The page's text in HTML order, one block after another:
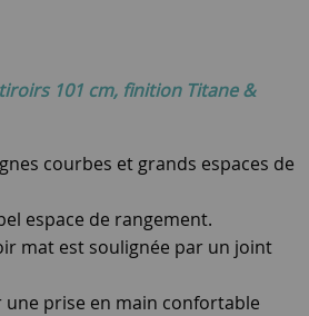
101 cm, finition Titane &
courbes et grands espaces de
espace de rangement.
mat est soulignée par un joint
une prise en main confortable